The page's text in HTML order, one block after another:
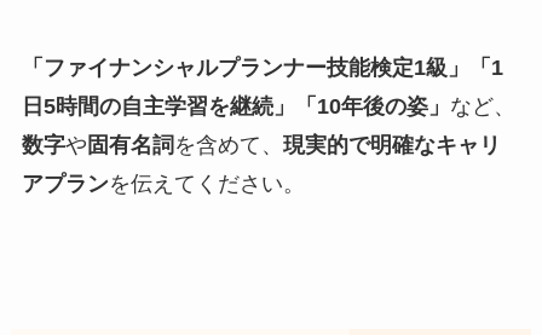
「ファイナンシャルプランナー技能検定1級」「1
日5時間の自主学習を継続」「10年後の姿」 など、
数字や 固有名詞 を含めて、 現実的で明確なキャリ
アプランを伝えてください。